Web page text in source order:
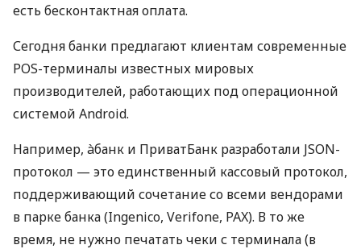
есть бесконтактная оплата.
Сегодня банки предлагают клиентам современные
POS-терминалы известных мировых
производителей, работающих под операционной
системой Android.
Например, àбанк и ПриватБанк разработали JSON-
протокол — это единственный кассовый протокол,
поддерживающий сочетание со всеми вендорами
в парке банка (Ingenico, Verifone, PAX). В то же
время, не нужно печатать чеки с терминала (в